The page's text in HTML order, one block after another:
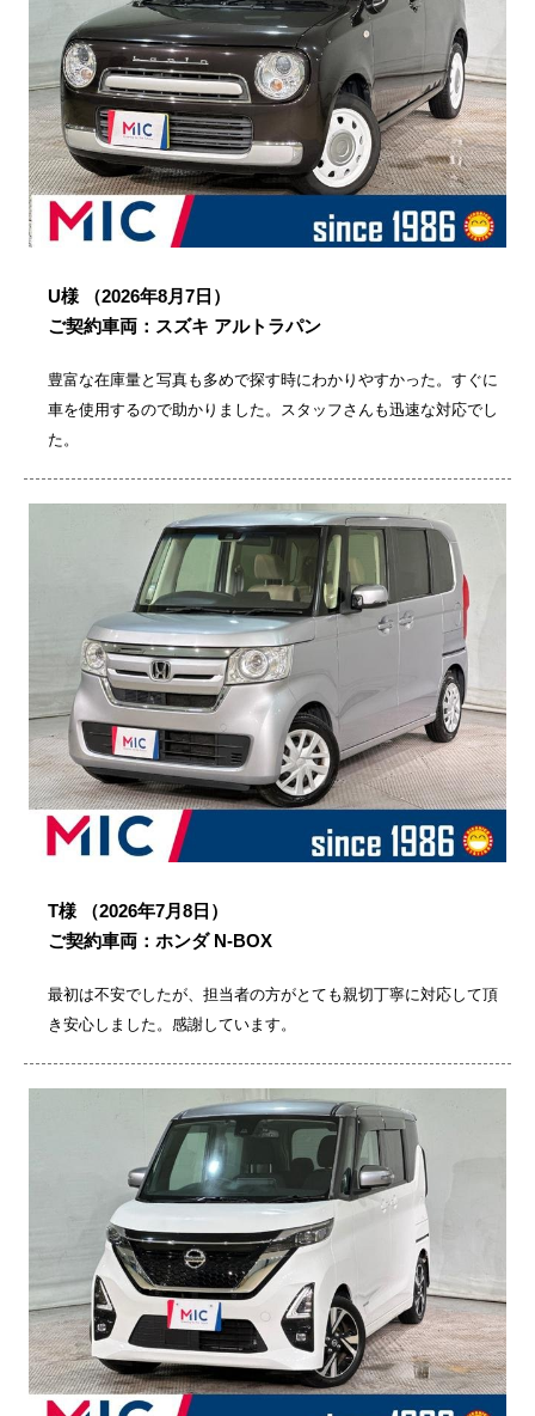
U様
（2026年8月7日）
ご契約車両：スズキ アルトラパン
豊富な在庫量と写真も多めで探す時にわかりやすかった。すぐに
車を使用するので助かりました。スタッフさんも迅速な対応でし
た。
T様
（2026年7月8日）
ご契約車両：ホンダ N-BOX
最初は不安でしたが、担当者の方がとても親切丁寧に対応して頂
き安心しました。感謝しています。